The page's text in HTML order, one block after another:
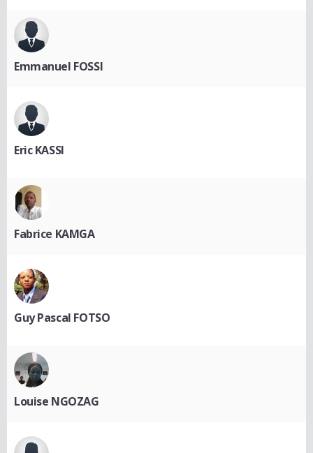
Emmanuel FOSSI
Eric KASSI
Fabrice KAMGA
Guy Pascal FOTSO
Louise NGOZAG